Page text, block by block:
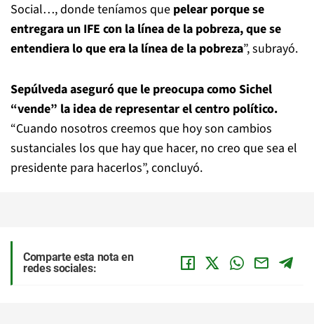
Social…, donde teníamos que pelear porque se
entregara un IFE con la línea de la pobreza, que se
entendiera lo que era la línea de la pobreza”, subrayó.
Sepúlveda aseguró que le preocupa como Sichel
“vende” la idea de representar el centro político.
“Cuando nosotros creemos que hoy son cambios
sustanciales los que hay que hacer, no creo que sea el
presidente para hacerlos”, concluyó.
Comparte esta nota en
redes sociales: